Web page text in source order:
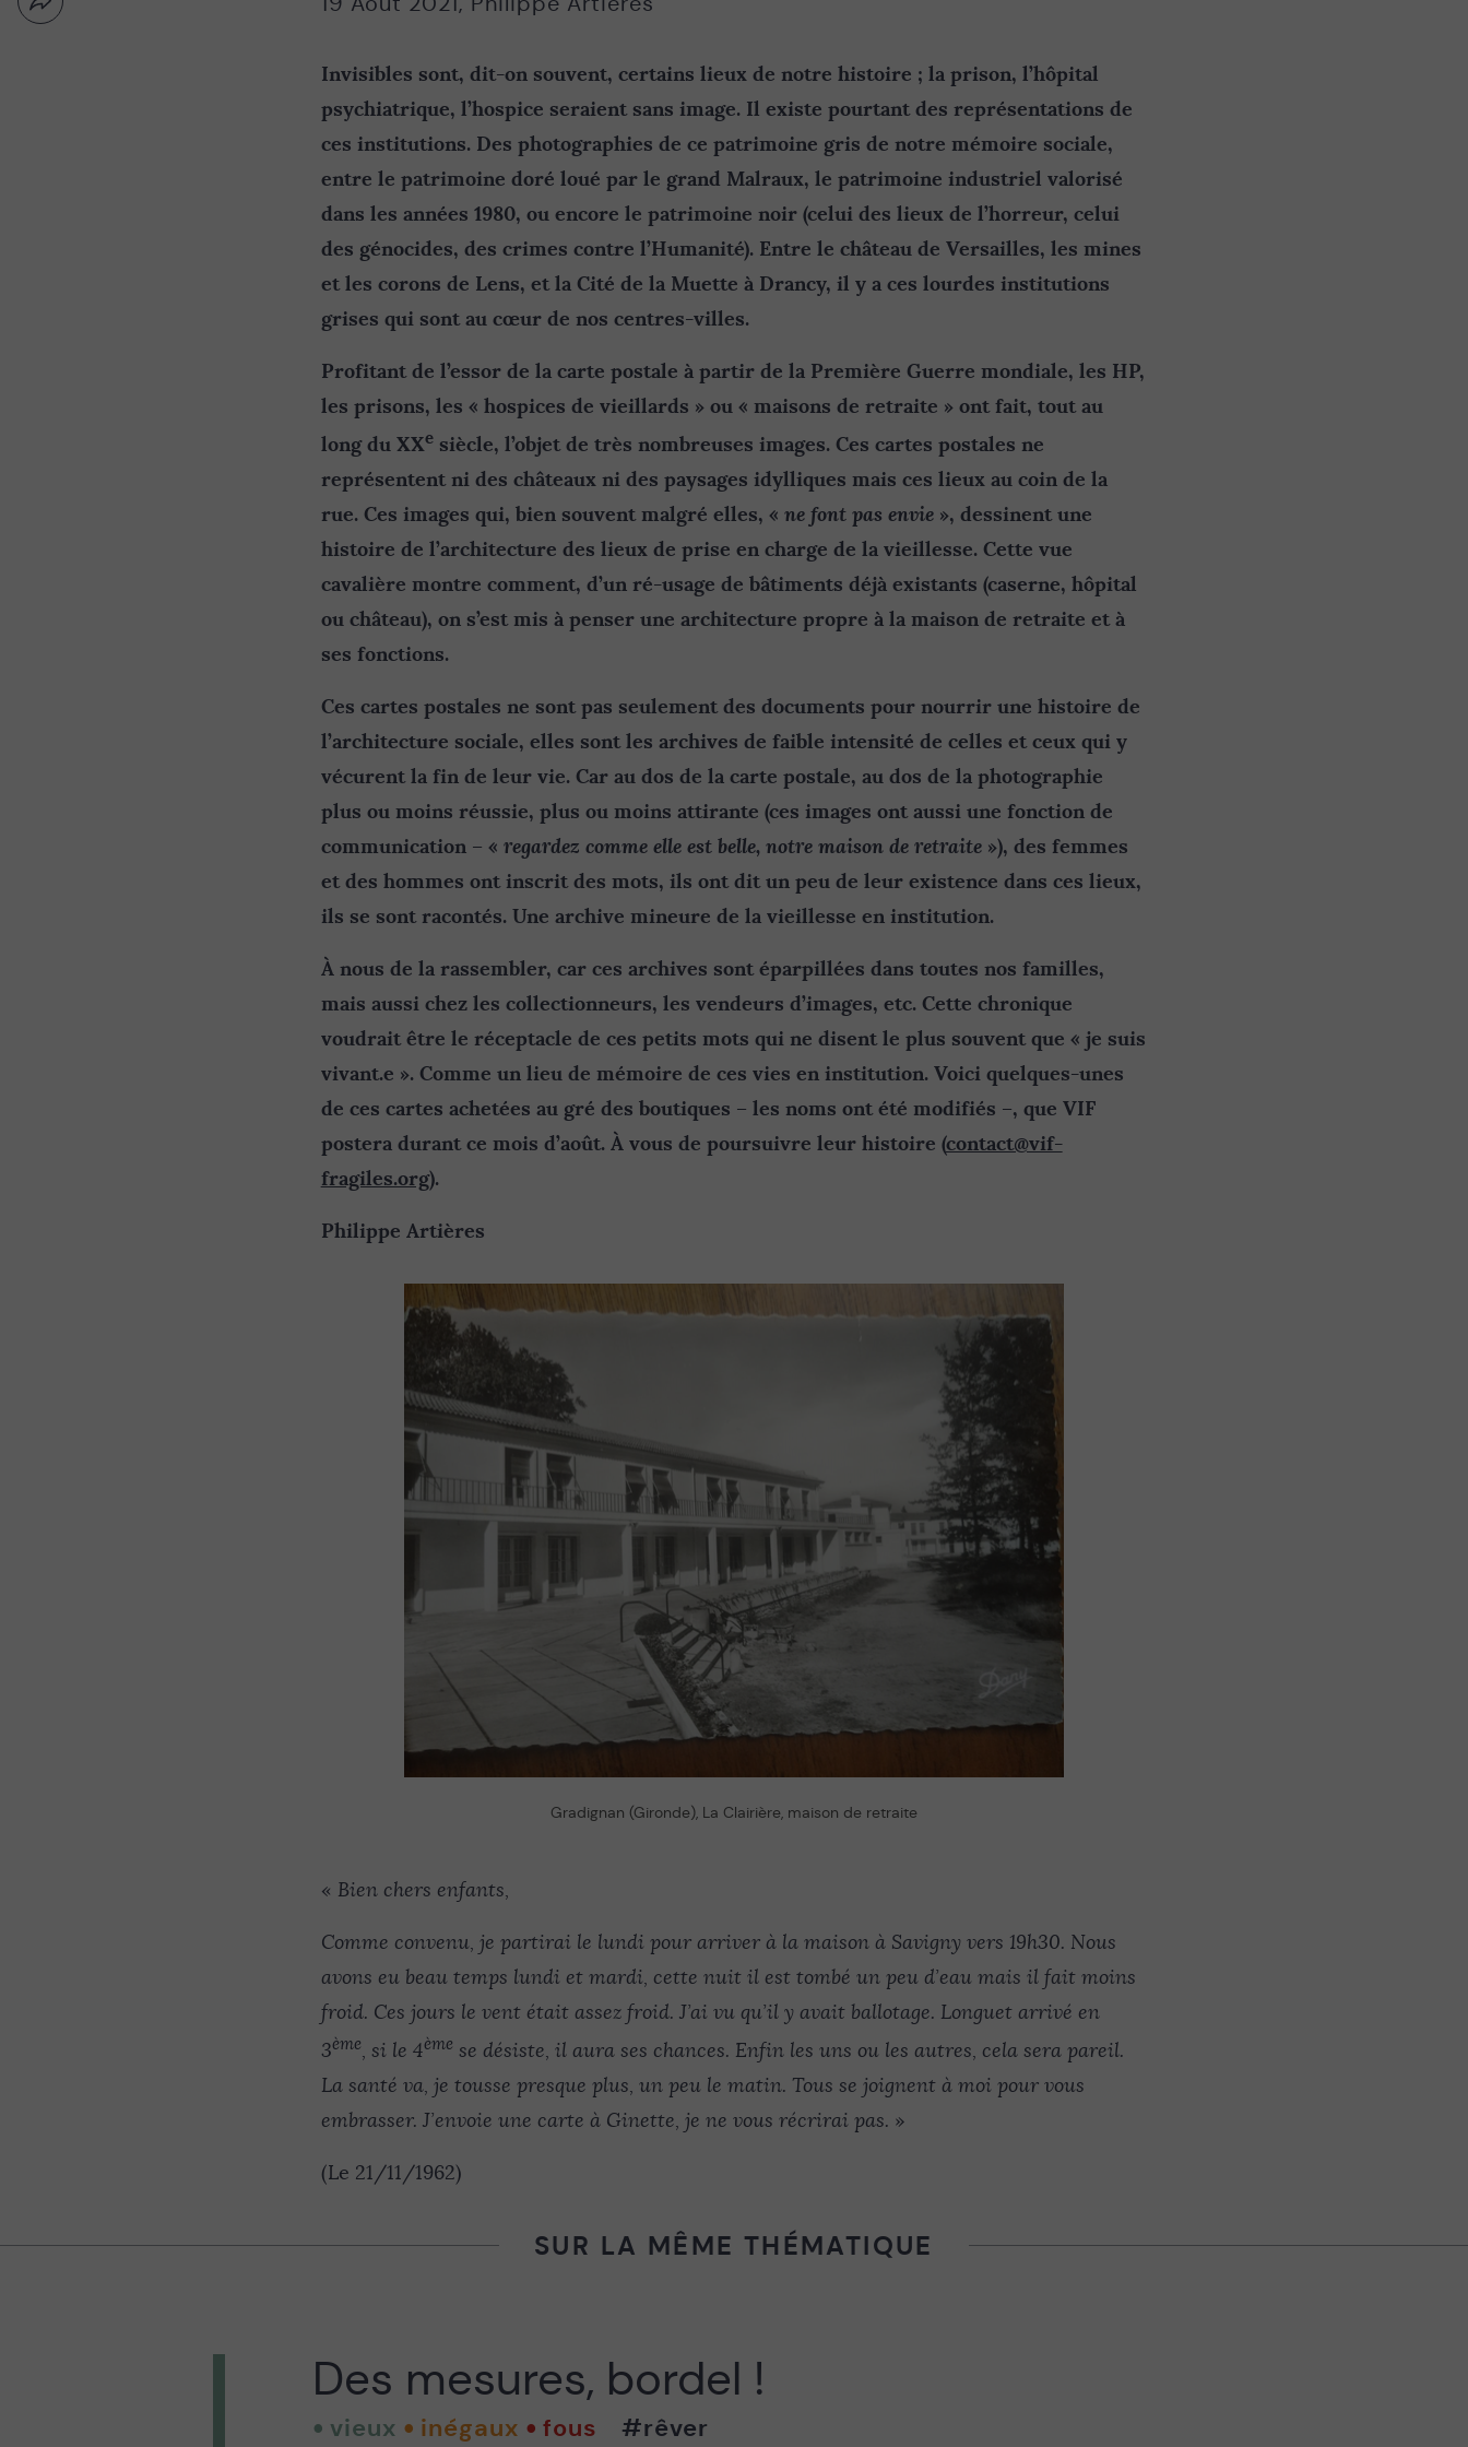
Nouvelle
Partager
Invisibles sont, dit-on souvent, certains lieux de notre histoire ; la prison, l’hôpital
psychiatrique, l’hospice seraient sans image. Il existe pourtant des représentations de
ces institutions. Des photographies de ce patrimoine gris de notre mémoire sociale,
entre le patrimoine doré loué par le grand Malraux, le patrimoine industriel valorisé
dans les années 1980, ou encore le patrimoine noir (celui des lieux de l’horreur, celui
des génocides, des crimes contre l’Humanité). Entre le château de Versailles, les mines
et les corons de Lens, et la Cité de la Muette à Drancy, il y a ces lourdes institutions
grises qui sont au cœur de nos centres-villes.
Profitant de l’essor de la carte postale à partir de la Première Guerre mondiale, les HP,
les prisons, les « hospices de vieillards » ou « maisons de retraite » ont fait, tout au
long du XXesiècle, l’objet de très nombreuses images. Ces cartes postales ne
représentent ni des châteaux ni des paysages idylliques mais ces lieux au coin de la
rue. Ces images qui, bien souvent malgré elles, « ne font pas envie», dessinent une
histoire de l’architecture des lieux de prise en charge de la vieillesse. Cette vue
cavalière montre comment, d’un ré-usage de bâtiments déjà existants (caserne, hôpital
ou château), on s’est mis à penser une architecture propre à la maison de retraite et à
ses fonctions.
Ces cartes postales ne sont pas seulement des documents pour nourrir une histoire de
l’architecture sociale, elles sont les archives de faible intensité de celles et ceux qui y
vécurent la fin de leur vie. Car au dos de la carte postale, au dos de la photographie
plus ou moins réussie, plus ou moins attirante (ces images ont aussi une fonction de
communication – « regardez comme elle est belle, notre maison de retraite»), des femmes
et des hommes ont inscrit des mots, ils ont dit un peu de leur existence dans ces lieux,
ils se sont racontés. Une archive mineure de la vieillesse en institution.
À nous de la rassembler, car ces archives sont éparpillées dans toutes nos familles,
mais aussi chez les collectionneurs, les vendeurs d’images, etc. Cette chronique
voudrait être le réceptacle de ces petits mots qui ne disent le plus souvent que « je suis
vivant.e ». Comme un lieu de mémoire de ces vies en institution. Voici quelques-unes
de ces cartes achetées au gré des boutiques – les noms ont été modifiés –, que VIF
postera durant ce mois d’août. À vous de poursuivre leur histoire (contact@vif-
fragiles.org).
Philippe Artières
Gradignan (Gironde), La Clairière, maison de retraite
« Bien chers enfants,
Comme convenu, je partirai le lundi pour arriver à la maison à Savigny vers 19h30. Nous
avons eu beau temps lundi et mardi, cette nuit il est tombé un peu d’eau mais il fait moins
froid. Ces jours le vent était assez froid. J’ai vu qu’il y avait ballotage. Longuet arrivé en
3ème, si le 4ème se désiste, il aura ses chances. Enfin les uns ou les autres, cela sera pareil.
La santé va, je tousse presque plus, un peu le matin. Tous se joignent à moi pour vous
embrasser. J’envoie une carte à Ginette, je ne vous récrirai pas. »
(Le 21/11/1962)
SUR LA MÊME THÉMATIQUE
Des mesures, bordel !
vieux inégaux fous #rêver